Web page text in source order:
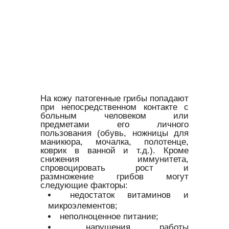
На кожу патогенные грибы попадают
при непосредственном контакте с
больным человеком или
предметами его личного
пользования (обувь, ножницы для
маникюра, мочалка, полотенце,
коврик в ванной и т.д.). Кроме
снижения иммунитета,
спровоцировать рост и
размножение грибов могут
следующие факторы:
недостаток витаминов и
микроэлементов;
неполноценное питание;
нарушения работы